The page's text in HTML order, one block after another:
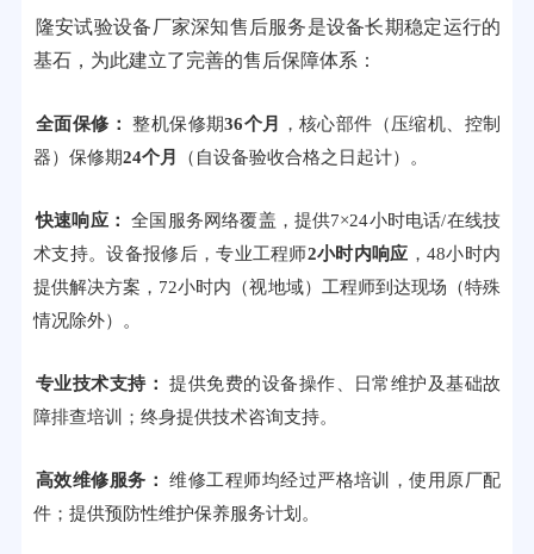
隆安试验设备厂家深知售后服务是设备长期稳定运行的
基石，为此建立了完善的售后保障体系：
全面保修： 整机保修期36个月
，核心部件（压缩机、控制
器）保修期24个月 （自设备验收合格之日起计）。
快速响应：
全国服务网络覆盖，提供7×24小时电话/在线技
术支持。设备报修后，专业工程师2小时内响应 ，48小时内
提供解决方案，72小时内（视地域）工程师到达现场（特殊
情况除外）。
专业技术支持：
提供免费的设备操作、日常维护及基础故
障排查培训；终身提供技术咨询支持。
高效维修服务：
维修工程师均经过严格培训，使用原厂配
件；提供预防性维护保养服务计划。